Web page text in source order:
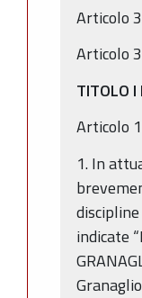
Articolo
Articolo
TITOLO I
Articolo
1. In
indicate